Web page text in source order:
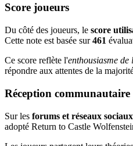
Score joueurs
Du côté des joueurs, le score
Cette note est basée sur461
Ce score reflète l'enthousiasme de
répondre aux attentes de la
Réception communautaire
Sur les forums et réseaux sociaux
adopté Return to Castle